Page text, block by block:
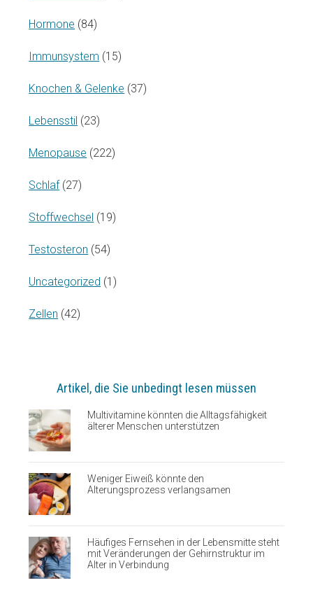
Hormone (84)
Immunsystem (15)
Knochen & Gelenke (37)
Lebensstil (23)
Menopause (222)
Schlaf (27)
Stoffwechsel (19)
Testosteron (54)
Uncategorized (1)
Zellen (42)
Artikel, die Sie unbedingt lesen müssen
Multivitamine könnten die Alltagsfähigkeit
älterer Menschen unterstützen
Weniger Eiweiß könnte den
Alterungsprozess verlangsamen
Häufiges Fernsehen in der Lebensmitte steht
mit Veränderungen der Gehirnstruktur im
Alter in Verbindung